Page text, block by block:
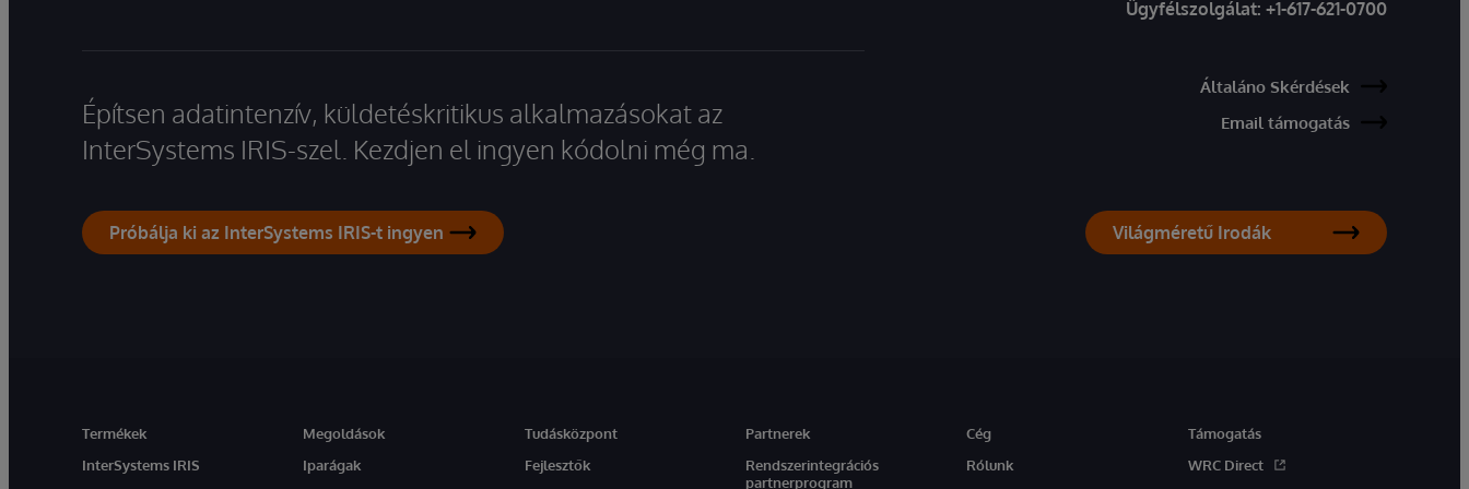
Építsen adatintenzív, küldetéskritikus alkalmazásokat az
InterSystems IRIS-szel. Kezdjen el ingyen kódolni még ma.
Próbálja ki az InterSystems IRIS-t ingyen
Ügyfélszolgálat: +1-617-621-0700
Általáno Skérdések
Email támogatás
Világméretű Irodák
Termékek
InterSystems IRIS
Megoldások
Iparágak
Tudásközpont
Fejlesztők
Partnerek
Rendszerintegrációs
partnerprogram
Cég
Rólunk
Támogatás
WRC Direct